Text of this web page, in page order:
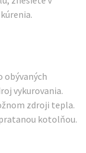
obývaných
vykurovania.
zdroji tepla.
kotolňou.